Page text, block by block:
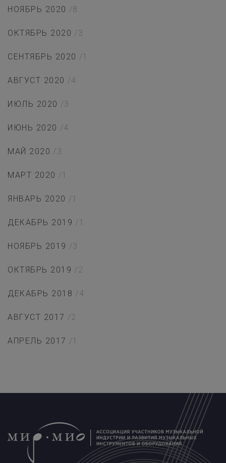
НОЯБРЬ 2020 /8
ОКТЯБРЬ 2020 /3
СЕНТЯБРЬ 2020 /1
АВГУСТ 2020 /4
ИЮЛЬ 2020 /3
ИЮНЬ 2020 /4
МАЙ 2020 /3
МАРТ 2020 /1
ЯНВАРЬ 2020 /1
ДЕКАБРЬ 2019 /1
НОЯБРЬ 2019 /3
ОКТЯБРЬ 2019 /2
ДЕКАБРЬ 2018 /4
АВГУСТ 2017 /2
АПРЕЛЬ 2017 /1